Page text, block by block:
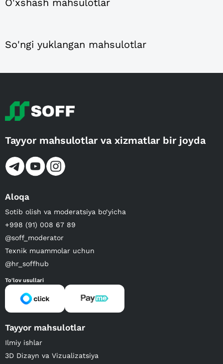
So'ngi yuklangan mahsulotlar
Tayyor mahsulotlar va xizmatlar bir joyda
Aloqa
Sotib olish va moderatsiya bo‘yicha
+998 (91) 008 67 89
@soff_moderator
Texnik muammolar uchun
@hr_soffhub
To'lov usullari
Tayyor mahsulotlar
Ilmiy ishlar
3D Dizayn va Vizualizatsiya